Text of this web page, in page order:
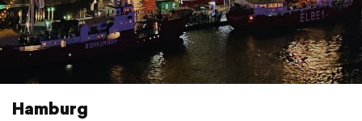
Hamburg